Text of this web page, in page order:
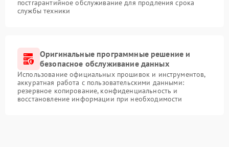
постгарантийное обслуживание для продления срока
службы техники
Оригинальные программные решение и
безопасное обслуживание данных
Использование официальных прошивок и инструментов,
аккуратная работа с пользовательскими данными:
резервное копирование, конфиденциальность и
восстановление информации при необходимости